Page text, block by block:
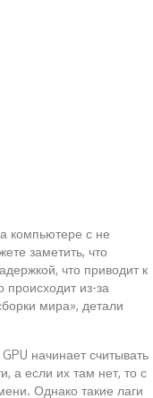
компьютере с не
заметить, что
что приводит к
из-за
мира», детали
начинает считывать
а если их там нет, то с
Однако такие лаги